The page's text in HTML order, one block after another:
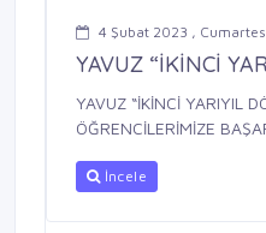
4 Şubat 2023 ,
YAVUZ “İKİNCİ
YAVUZ “İKİNCİ YARIYIL
ÖĞRENCİLERİMİZE
İncele